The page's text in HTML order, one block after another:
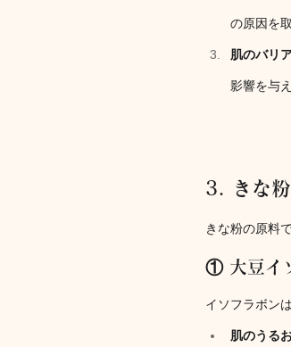
の原因を
肌のバリ
影響を与
3. きな
きな粉の原料
① 大豆イ
イソフラボン
肌のうる